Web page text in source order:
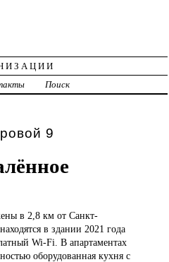
Поиск
9
в 2,8 км от Санкт-
в здании 2021 года
Wi-Fi. В апартаментах
оборудованная кухня с